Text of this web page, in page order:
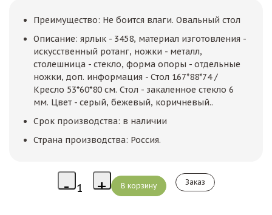
Преимущество: Не боится влаги. Овальный стол
Описание: ярлык - 3458, материал изготовления -
искусственный ротанг, ножки - металл,
столешница - стекло, форма опоры - отдельные
ножки, доп. информация - Стол 167*88*74 /
Кресло 53*60*80 см. Стол - закаленное стекло 6
мм. Цвет - серый, бежевый, коричневый..
Срок производства: в наличии
Страна производства: Россия.
Заказ